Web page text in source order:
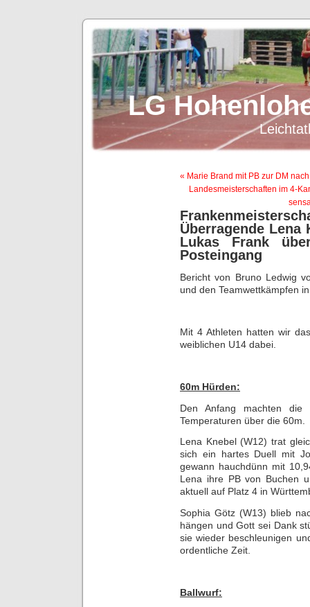
LG
« Marie Brand mit PB zur DM
Landesmeisterschaften im 4-
Überragende
Lukas Frank
Posteingang
Bericht von Bruno Ledwig
und den Teamwettkämpfen
Mit 4 Athleten hatten wir
weiblichen U14 dabei.
60m Hürden:
Den Anfang machten die
Temperaturen über die 60m.
Lena Knebel (W12) trat
sich ein hartes Duell mit
gewann hauchdünn mit
Lena ihre PB von Buchen
aktuell auf Platz 4 in
Sophia Götz (W13) blieb
hängen und Gott sei Dank
sie wieder beschleunigen
ordentliche Zeit.
Ballwurf: